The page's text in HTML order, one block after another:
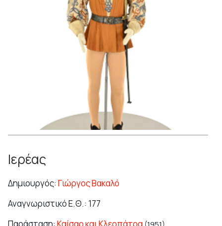
Ιερέας
Δημιουργός: Γιώργος Βακαλό
Αναγνωριστικό Ε.Θ.: 177
Παράσταση: Καίσαρ και Κλεοπάτρα (1951)